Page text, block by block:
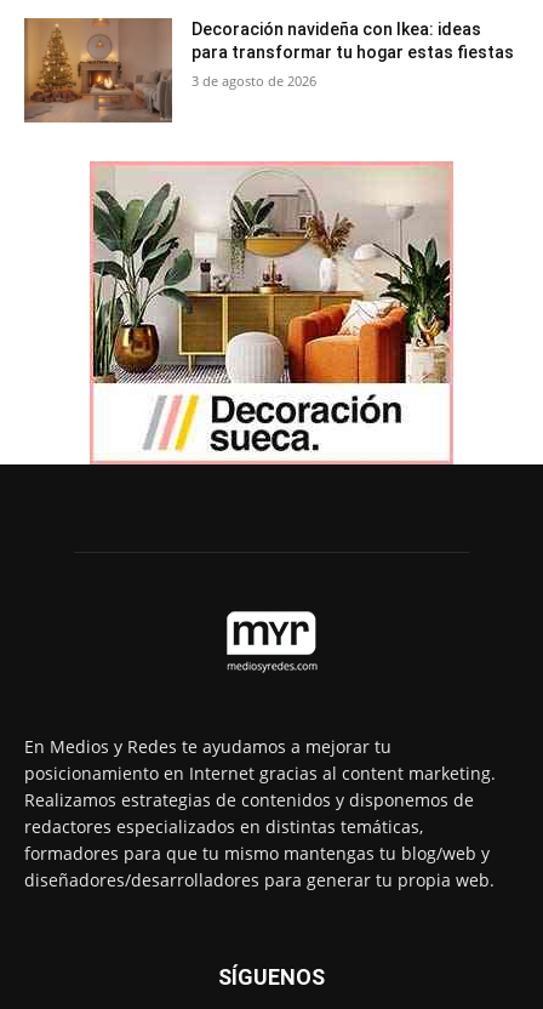
Decoración navideña con Ikea: ideas
para transformar tu hogar estas fiestas
3 de agosto de 2026
En Medios y Redes te ayudamos a mejorar tu
posicionamiento en Internet gracias al content marketing.
Realizamos estrategias de contenidos y disponemos de
redactores especializados en distintas temáticas,
formadores para que tu mismo mantengas tu blog/web y
diseñadores/desarrolladores para generar tu propia web.
SÍGUENOS